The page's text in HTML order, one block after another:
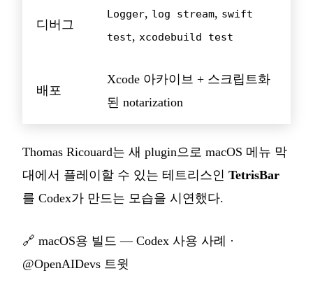
디버그
Logger, log stream, swift
test, xcodebuild test
배포
Xcode 아카이브 + 스크립트화
된 notarization
Thomas Ricouard는 새 plugin으로 macOS 메뉴 막
대에서 플레이할 수 있는 테트리스인 TetrisBar
를 Codex가 만드는 모습을 시연했다.
🔗 macOS용 빌드 — Codex 사용 사례 ·
@OpenAIDevs 트윗